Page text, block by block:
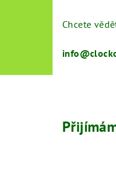
Chcete